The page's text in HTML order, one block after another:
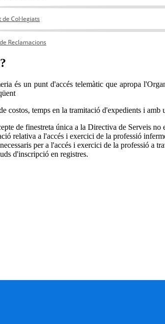
de Col·legiats
Reclamacions
és un punt d'accés telemàtic que apropa
costos, temps en la tramitació d'expedients i
de finestreta única a la Directiva de Serveis
relativa a l'accés i exercici de la professió
per a l'accés i exercici de la professió a
d'inscripció en registres.